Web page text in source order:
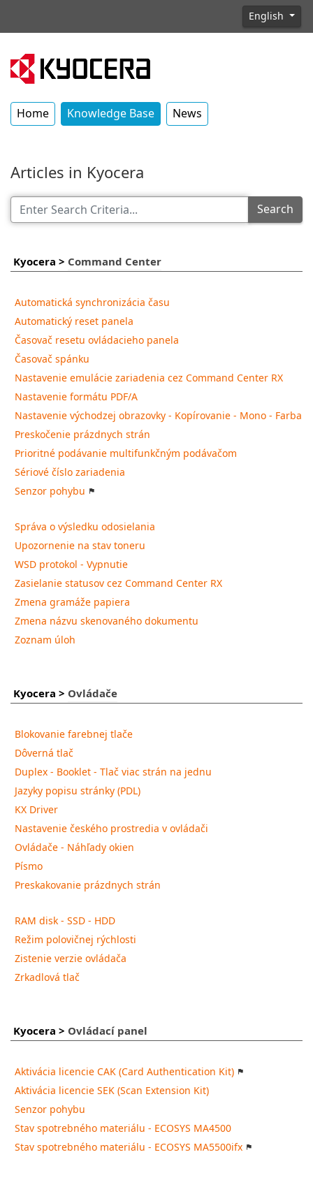
English
Home Knowledge Base News
Articles in Kyocera
Search
Kyocera > Command Center
Automatická synchronizácia času
Automatický reset panela
Časovač resetu ovládacieho panela
Časovač spánku
Nastavenie emulácie zariadenia cez Command Center RX
Nastavenie formátu PDF/A
Nastavenie východzej obrazovky - Kopírovanie - Mono - Farba
Preskočenie prázdnych strán
Prioritné podávanie multifunkčným podávačom
Sériové číslo zariadenia
Senzor pohybu
Správa o výsledku odosielania
Upozornenie na stav toneru
WSD protokol - Vypnutie
Zasielanie statusov cez Command Center RX
Zmena gramáže papiera
Zmena názvu skenovaného dokumentu
Zoznam úloh
Kyocera > Ovládače
Blokovanie farebnej tlače
Dôverná tlač
Duplex - Booklet - Tlač viac strán na jednu
Jazyky popisu stránky (PDL)
KX Driver
Nastavenie českého prostredia v ovládači
Ovládače - Náhľady okien
Písmo
Preskakovanie prázdnych strán
RAM disk - SSD - HDD
Režim polovičnej rýchlosti
Zistenie verzie ovládača
Zrkadlová tlač
Kyocera > Ovládací panel
Aktivácia licencie CAK (Card Authentication Kit)
Aktivácia licencie SEK (Scan Extension Kit)
Senzor pohybu
Stav spotrebného materiálu - ECOSYS MA4500
Stav spotrebného materiálu - ECOSYS MA5500ifx